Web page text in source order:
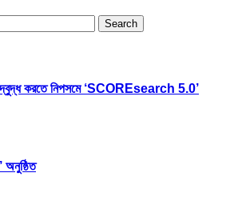
উদ্বুদ্ধ করতে নিপসমে ‘SCOREsearch 5.0’
অনুষ্ঠিত